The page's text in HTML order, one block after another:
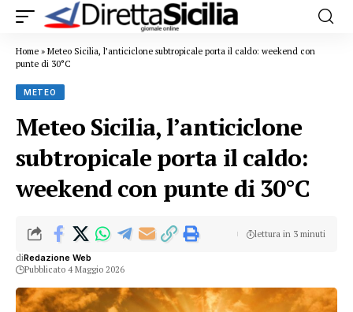
Home » Meteo Sicilia, l’anticiclone subtropicale porta il caldo: weekend con
punte di 30°C
METEO
Meteo Sicilia, l’anticiclone
subtropicale porta il caldo:
weekend con punte di 30°C
diRedazione Web
Pubblicato 4 Maggio 2026
lettura in 3 minuti